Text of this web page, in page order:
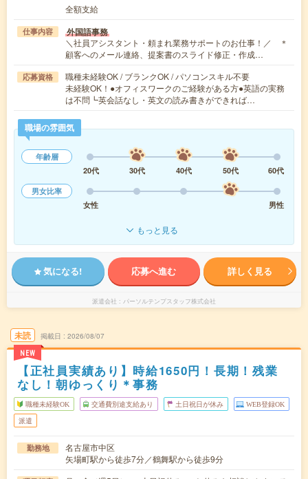
全額支給
仕事内容 外国語事務
＼社員アシスタント・頼まれ業務サポートのお仕事！／ ＊
顧客へのメール連絡、提案書のスライド修正・作成…
応募資格
職種未経験OK / ブランクOK / パソコンスキル不要
未経験OK！●オフィスワークのご経験がある方●英語の実務
は不問┗英会話なし・英文の読み書きができれば…
職場の雰囲気
年齢層
20代
30代 40代 50代
60代
男女比率
女性
男性
もっと見る
気になる! 応募へ進む 詳しく見る
派遣会社 パーソルテンプスタッフ株式会社
未読
NEW
掲載日 2026/08/07
【正社員実績あり】時給1650円！長期！残業
なし！朝ゆっくり＊事務
職種未経験OK 交通費別途支給あり 土日祝日が休み WEB登録OK
派遣
勤務地
名古屋市中区
矢場町駅から徒歩7分／鶴舞駅から徒歩9分